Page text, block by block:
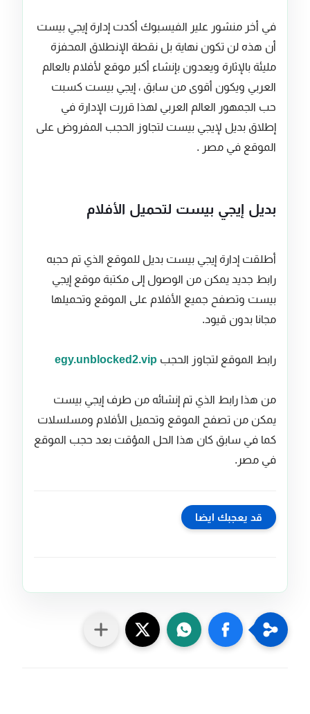
في أخر منشور علير الفيسبوك أكدت إدارة إيجي بيست
أن هذه لن تكون نهاية بل نقطة الإنطلاق المحفزة
مليئة بالإثارة ويعدون بإنشاء أكبر موقع لأفلام بالعالم
العربي ويكون أقوى من سابق ، إيجي بيست كسبت
حب الجمهور العالم العربي لهذا قررت الإدارة في
إطلاق بديل لإيجي بيست لتجاوز الحجب المفروض على
الموقع في مصر .
بديل إيجي بيست لتحميل الأفلام
أطلقت إدارة إيجي بيست بديل للموقع الذي تم حجبه
رابط جديد يمكن من الوصول إلى مكتبة موقع إيجي
بيست وتصفح جميع الأفلام على الموقع وتحميلها
مجانا بدون قيود.
رابط الموقع لتجاوز الحجب egy.unblocked2.vip
من هذا رابط الذي تم إنشائه من طرف إيجي بيست
يمكن من تصفح الموقع وتحميل الأفلام ومسلسلات
كما في سابق كان هذا الحل المؤقت بعد حجب الموقع
في مصر.
قد يعجبك ايضا